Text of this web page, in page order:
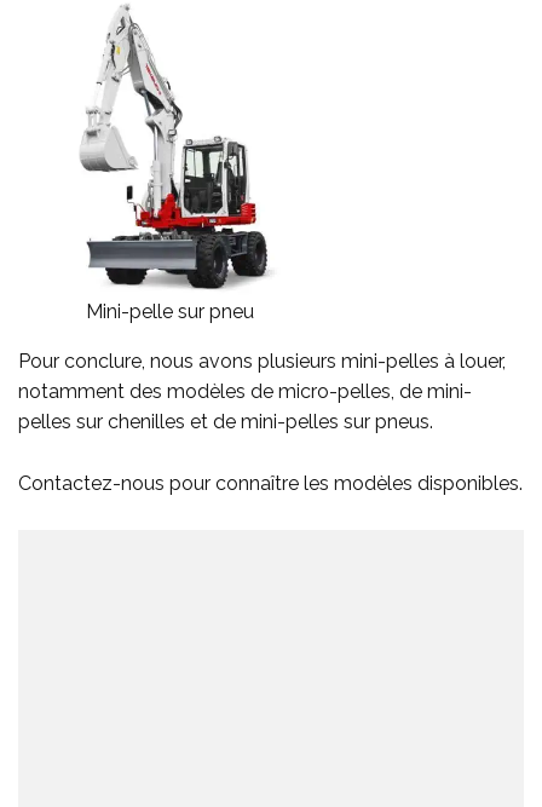
Mini-pelle sur pneu
Pour conclure, nous avons plusieurs mini-pelles à louer,
notamment des modèles de micro-pelles, de mini-
pelles sur chenilles et de mini-pelles sur pneus.
Contactez-nous pour connaître les modèles disponibles.